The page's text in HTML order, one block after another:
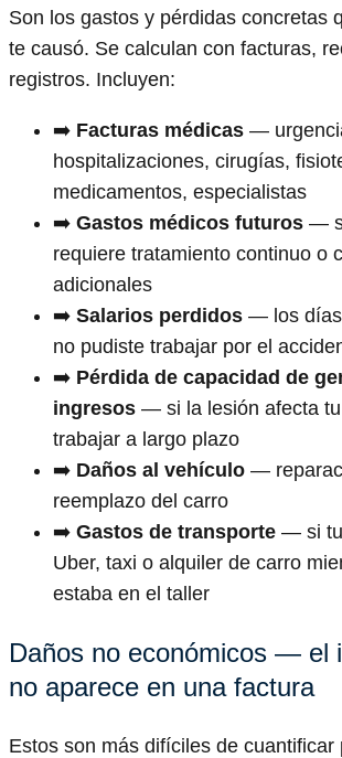
Son los gastos y pérdidas concretas
te causó. Se calculan con facturas,
registros. Incluyen:
➡️ Facturas médicas —
hospitalizaciones, cirugías,
medicamentos, especialistas
➡️ Gastos médicos futuros —
requiere tratamiento continuo o
adicionales
➡️ Salarios perdidos — los días
no pudiste trabajar por el
➡️ Pérdida de capacidad de
ingresos — si la lesión afecta
trabajar a largo plazo
➡️ Daños al vehículo —
reemplazo del carro
➡️ Gastos de transporte — si
Uber, taxi o alquiler de carro
estaba en el taller
Daños no económicos — el
no aparece en una factura
Estos son más difíciles de cuantificar